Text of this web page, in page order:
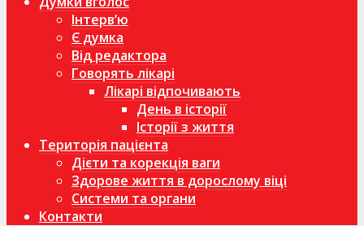
Інтерв’ю
Є думка
Від редактора
Говорять лікарі
Лікарі відпочивають
День в історії
Історії з життя
Територія пацієнта
Дієти та корекція ваги
Здорове життя в дорослому віці
Системи та органи
Контакти